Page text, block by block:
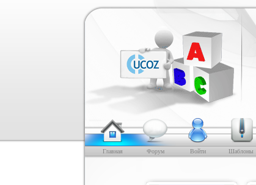
Главная Форум Войти Шаблоны